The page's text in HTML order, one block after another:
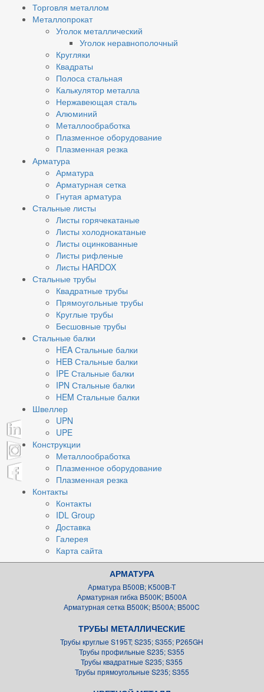
Торговля металлом
Металлопрокат
Уголок металлический
Уголок неравнополочный
Кругляки
Квадраты
Полоса стальная
Калькулятор металла
Нержавеющая сталь
Алюминий
Металлообработка
Плазменное оборудование
Плазменная резка
Арматура
Арматура
Арматурная сетка
Гнутая арматура
Стальные листы
Листы горячекатаные
Листы холоднокатаные
Листы оцинкованные
Листы рифленые
Листы HARDOX
Стальные трубы
Квадратные трубы
Прямоугольные трубы
Круглые трубы
Бесшовные трубы
Стальные балки
HEA Стальные балки
HEB Стальные балки
IPE Стальные балки
IPN Стальные балки
HEM Стальные балки
Швеллер
UPN
UPE
Конструкции
Металлообработка
Плазменное оборудование
Плазменная резка
Контакты
Контакты
IDL Group
Доставка
Галерея
Карта сайта
АРМАТУРА
Арматура B500B; K500B-T
Арматурная гибка B500K; B500A
Арматурная сетка B500K; B500A; B500C
ТРУБЫ МЕТАЛЛИЧЕСКИЕ
Трубы круглые S195T; S235; S355; P265GH
Трубы профильные S235; S355
Трубы квадратные S235; S355
Трубы прямоугольные S235; S355